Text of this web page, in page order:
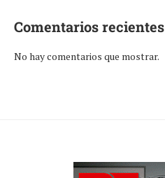
Comentarios recientes
No hay comentarios que mostrar.